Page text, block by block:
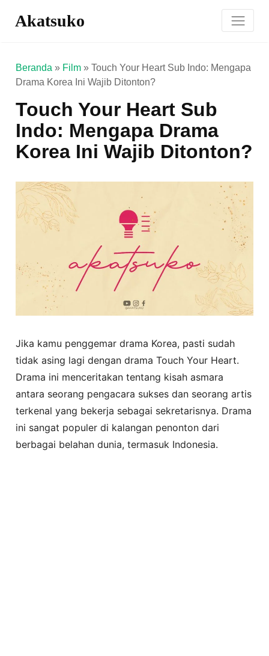
Akatsuko
Beranda » Film »Touch Your Heart Sub Indo: Mengapa
Drama Korea Ini Wajib Ditonton?
Touch Your Heart Sub
Indo: Mengapa Drama
Korea Ini Wajib Ditonton?
Jika kamu penggemar drama Korea, pasti sudah
tidak asing lagi dengan drama Touch Your Heart.
Drama ini menceritakan tentang kisah asmara
antara seorang pengacara sukses dan seorang artis
terkenal yang bekerja sebagai sekretarisnya. Drama
ini sangat populer di kalangan penonton dari
berbagai belahan dunia, termasuk Indonesia.